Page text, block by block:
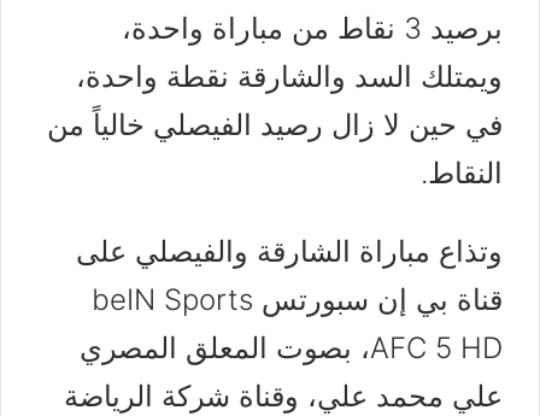
برصيد 3 نقاط من مباراة واحدة،
ويمتلك السد والشارقة نقطة واحدة،
في حين لا زال رصيد الفيصلي خالياً من
النقاط.
وتذاع مباراة الشارقة والفيصلي على
قناة بي إن سبورتس beIN Sports
AFC 5 HD، بصوت المعلق المصري
علي محمد علي، وقناة شركة الرياضة